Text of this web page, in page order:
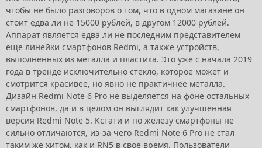
чтобы не было разговоров о том, что в одном магазине он
стоит едва ли не 15000 рублей, в другом 12000 рублей.
Аппарат является едва ли не последним представителем
еще линейки смартфонов Redmi, а также устройств,
выполненных из металла и пластика. Это уже с начала 2019
года в тренде исключительно стекло, которое может и
смотрится красивее, но явно не практичнее металла.
Дизайн Redmi Note 6 Pro не выделяется на фоне остальных
смартфонов, да и в целом он выглядит как улучшенная
версия Redmi Note 5. Кстати и по железу смартфоны не
сильно отличаются, из-за чего Redmi Note 6 Pro не стал
таким же хитом, как и RN5 в свое время. Пользователи